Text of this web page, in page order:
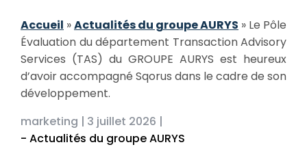
Accueil »Actualités du groupe AURYS » Le Pôle
Évaluation du département Transaction Advisory
Services (TAS) du GROUPE AURYS est heureux
d’avoir accompagné Sqorus dans le cadre de son
développement.
marketing | 3 juillet 2026 |
- Actualités du groupe AURYS